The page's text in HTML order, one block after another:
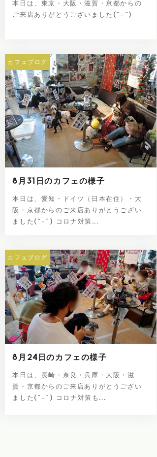
本日は、東京・大阪・滋賀・京都からの
ご来店ありがとうございました(^-^)
カフェブログ
8月31日のカフェの様子
本日は、愛知・ドイツ（日本在住）・大
阪・京都からのご来店ありがとうござい
ました(^-^) コロナ対策...
カフェブログ
8月24日のカフェの様子
本日は、長崎・奈良・兵庫・大阪・滋
賀・京都からのご来店ありがとうござい
ました(^-^) コロナ対策も...